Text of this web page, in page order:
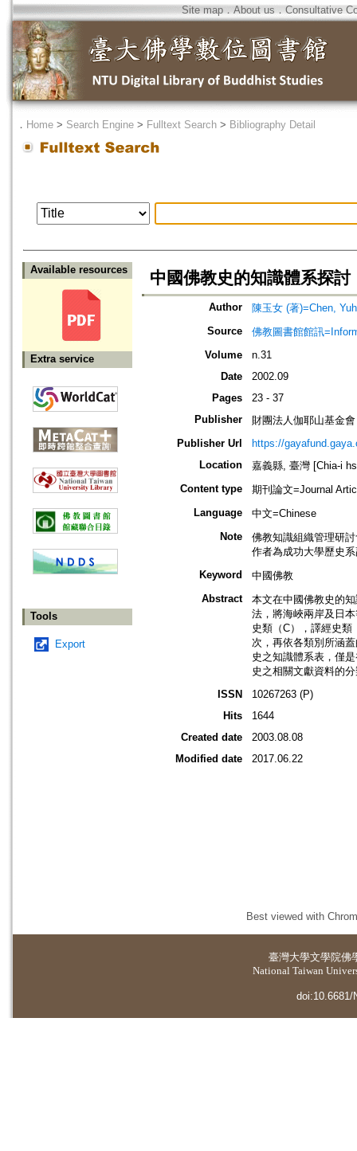
Site map．About us ． Consultative
． Home > Search Engine > Fulltext Search > Bibliography Detail
Available resources
Extra service
Tools
Export
中國佛教史的知識體系探討
Author
陳玉女 (著)=Chen,
Source
佛教圖書館館訊
Volume
n.31
Date
2002.09
Pages
23 - 37
Publisher
財團法人伽耶山基金會
Publisher Url
https://
Location
嘉義縣, 臺灣 [Chia-i
Content type
期刊論文=Journal
Language
中文=Chinese
Note
佛教知識組織管理研
作者為成功大學歷史
Keyword
中國佛教
Abstract
本文在中國佛教史的
法，將海峽兩岸及日
史類（C），譯經史
次，再依各類別所涵
史之知識體系表，僅
史之相關文獻資料的
ISSN
10267263 (P)
Hits
1644
Created date
2003.08.08
Modified date
2017.06.22
Best viewed with
臺灣大學文學院佛
National Taiwan
doi:10.6681/